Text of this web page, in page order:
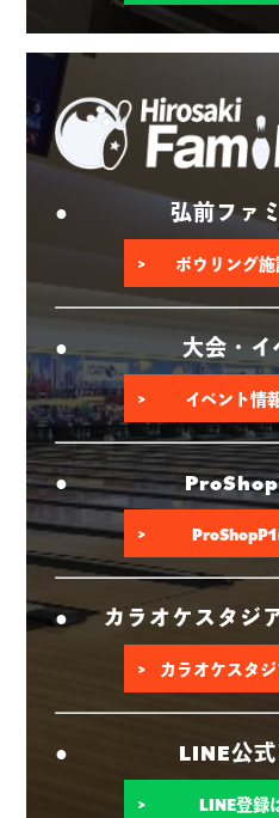
弘前ファ
ボウリング
大会・
イベント情
カラオケスタジ
カラオケスタ
LINE公
LINE登録